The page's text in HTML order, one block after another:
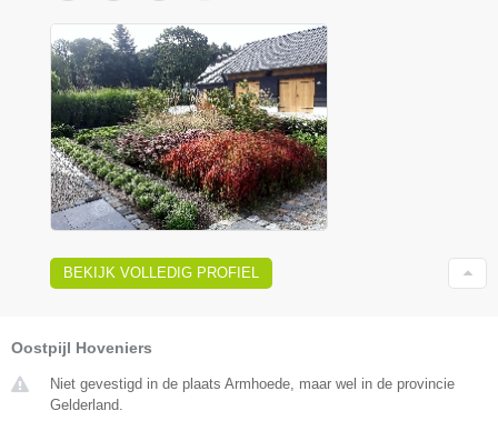
BEKIJK VOLLEDIG PROFIEL
Oostpijl Hoveniers
Niet gevestigd in de plaats Armhoede, maar wel in de provincie
Gelderland.